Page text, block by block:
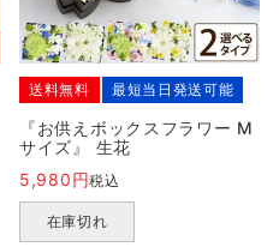
送料無料 最短当日発送可能
『お供えボックスフラワー M
サイズ』 生花
5,980
税込
在庫切れ